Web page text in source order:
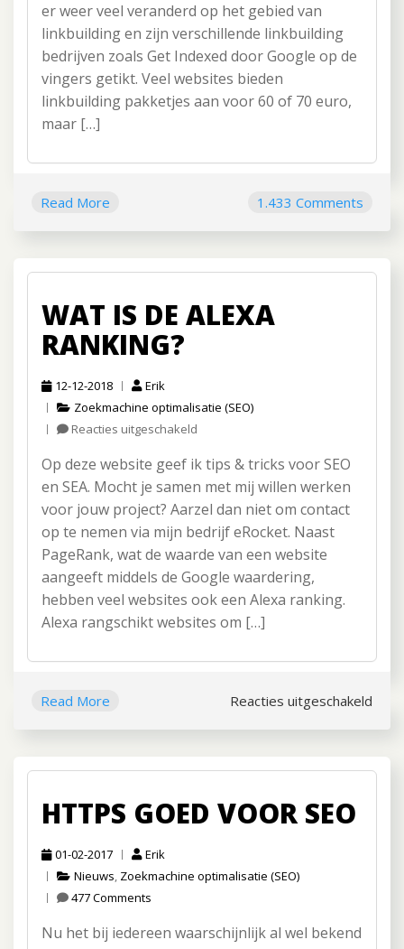
er weer veel veranderd op het gebied van
linkbuilding en zijn verschillende linkbuilding
bedrijven zoals Get Indexed door Google op de
vingers getikt. Veel websites bieden
linkbuilding pakketjes aan voor 60 of 70 euro,
maar […]
Read More 1.433 Comments
WAT IS DE ALEXA
RANKING?
12-12-2018
Erik
Zoekmachine optimalisatie (SEO)
Reacties uitgeschakeld
is
de
Alexa
ranking?
Op deze website geef ik tips & tricks voor SEO
en SEA. Mocht je samen met mij willen werken
voor jouw project? Aarzel dan niet om contact
op te nemen via mijn bedrijf eRocket. Naast
PageRank, wat de waarde van een website
aangeeft middels de Google waardering,
hebben veel websites ook een Alexa ranking.
Alexa rangschikt websites om […]
Read More Reacties uitgeschakeld
de
HTTPS GOED VOOR SEO
01-02-2017
Erik
Nieuws, Zoekmachine optimalisatie (SEO)
477 Comments
Nu het bij iedereen waarschijnlijk al wel bekend